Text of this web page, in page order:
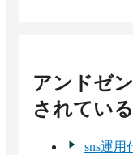
アンドゼ
されてい
sns運用